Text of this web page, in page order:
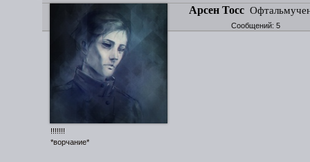
Арсен Тосс
Сообщений: 5
!!!!!!!
*ворчание*